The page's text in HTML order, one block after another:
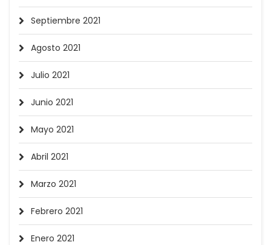
Septiembre 2021
Agosto 2021
Julio 2021
Junio 2021
Mayo 2021
Abril 2021
Marzo 2021
Febrero 2021
Enero 2021